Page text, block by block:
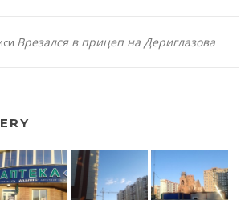
Врезался в прицеп на Дериглазова